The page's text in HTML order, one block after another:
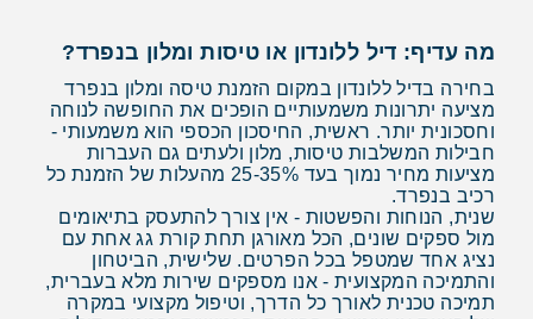
מה עדיף: דיל ללונדון או טיסות ומלון בנפרד?
בחירה בדיל ללונדון במקום הזמנת טיסה ומלון בנפרד
מציעה יתרונות משמעותיים הופכים את החופשה לנוחה
וחסכונית יותר. ראשית, החיסכון הכספי הוא משמעותי -
חבילות המשלבות טיסות, מלון ולעתים גם העברות
מציעות מחיר נמוך בעד 25-35% מהעלות של הזמנת כל
רכיב בנפרד.
שנית, הנוחות והפשטות - אין צורך להתעסק בתיאומים
מול ספקים שונים, הכל מאורגן תחת קורת גג אחת עם
נציג אחד שמטפל בכל הפרטים. שלישית, הביטחון
והתמיכה המקצועית - אנו מספקים שירות מלא בעברית,
תמיכה טכנית לאורך כל הדרך, וטיפול מקצועי במקרה